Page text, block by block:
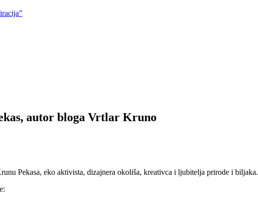
autor bloga Vrtlar Kruno
Pekasa, eko aktivista, dizajnera okoliša, kreativca i ljubitelja prirode i biljaka.